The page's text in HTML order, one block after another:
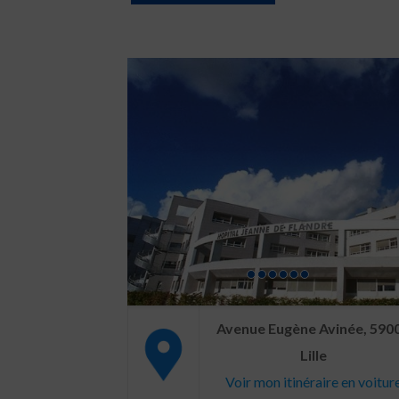
Avenue Eugène Avinée,
Lille
Voir mon itinéraire en